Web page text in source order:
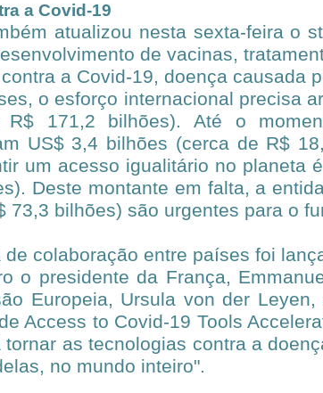
a Covid-19
atualizou nesta sexta-feira o
de vacinas,
a Covid-19, doença causada
o esforço internacional precisa
R$ 171,2 bilhões). Até o
US$ 3,4 bilhões (cerca de R$
um acesso igualitário no planeta
Deste montante em falta, a
73,3 bilhões) são urgentes para o
de colaboração entre países foi
o presidente da França,
Europeia, Ursula von der
Access to Covid-19 Tools
tornar as tecnologias contra a
no mundo inteiro".